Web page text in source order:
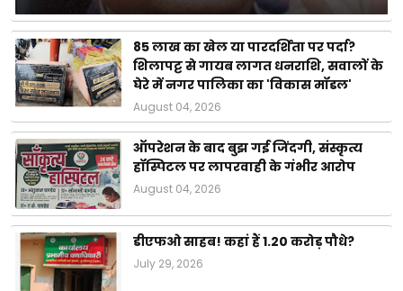
85 लाख का खेल या पारदर्शिता पर पर्दा?
शिलापट्ट से गायब लागत धनराशि, सवालों के
घेरे में नगर पालिका का 'विकास मॉडल'
August 04, 2026
ऑपरेशन के बाद बुझ गई जिंदगी, संस्कृत्य
हॉस्पिटल पर लापरवाही के गंभीर आरोप
August 04, 2026
डीएफओ साहब! कहां हैं 1.20 करोड़ पौधे?
July 29, 2026